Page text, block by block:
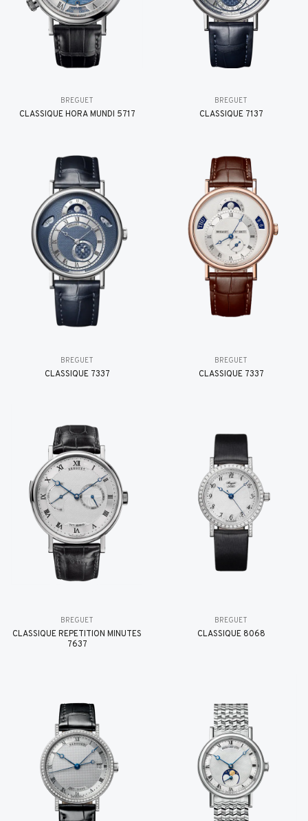
BREGUET
CLASSIQUE HORA MUNDI 5717
BREGUET
CLASSIQUE 7137
BREGUET
CLASSIQUE 7337
BREGUET
CLASSIQUE 7337
BREGUET
CLASSIQUE RÉPÉTITION MINUTES
7637
BREGUET
CLASSIQUE 8068